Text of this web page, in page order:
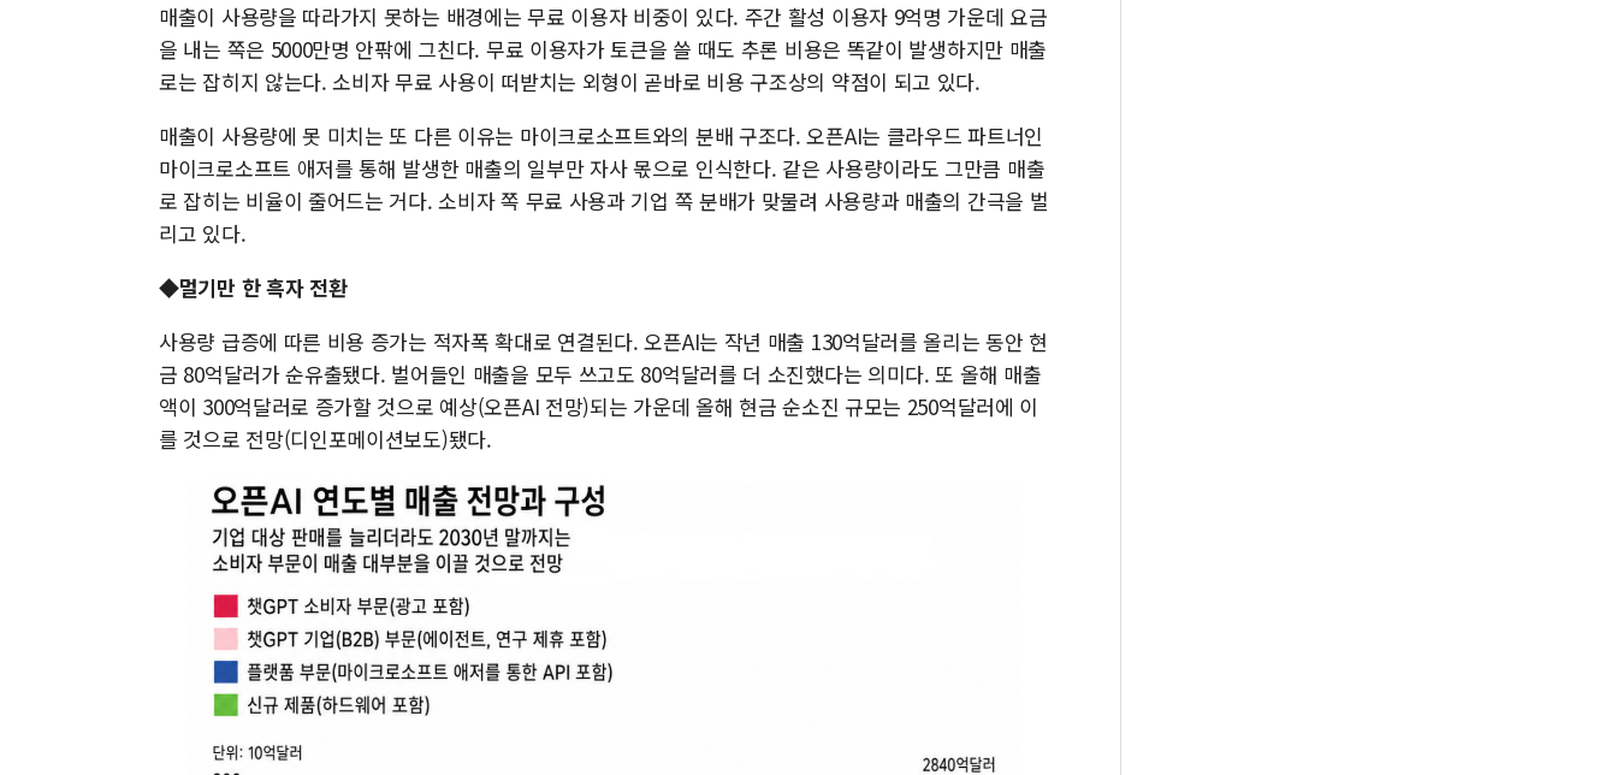
매출이 사용량을 따라가지 못하는 배경에는 무료 이용자 비중이 있다. 주간 활성 이용자 9억명 가운데 요금
을 내는 쪽은 5000만명 안팎에 그친다. 무료 이용자가 토큰을 쓸 때도 추론 비용은 똑같이 발생하지만 매출
로는 잡히지 않는다. 소비자 무료 사용이 떠받치는 외형이 곧바로 비용 구조상의 약점이 되고 있다.
매출이 사용량에 못 미치는 또 다른 이유는 마이크로소프트와의 분배 구조다. 오픈AI는 클라우드 파트너인
마이크로소프트 애저를 통해 발생한 매출의 일부만 자사 몫으로 인식한다. 같은 사용량이라도 그만큼 매출
로 잡히는 비율이 줄어드는 거다. 소비자 쪽 무료 사용과 기업 쪽 분배가 맞물려 사용량과 매출의 간극을 벌
리고 있다.
◆멀기만 한 흑자 전환
사용량 급증에 따른 비용 증가는 적자폭 확대로 연결된다. 오픈AI는 작년 매출 130억달러를 올리는 동안 현
금 80억달러가 순유출됐다. 벌어들인 매출을 모두 쓰고도 80억달러를 더 소진했다는 의미다. 또 올해 매출
액이 300억달러로 증가할 것으로 예상(오픈AI 전망)되는 가운데 올해 현금 순소진 규모는 250억달러에 이
를 것으로 전망(디인포메이션보도)됐다.